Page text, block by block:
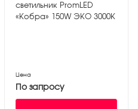
светильник PromLED
«Кобра» 150W ЭКО 3000K
Цена
По запросу